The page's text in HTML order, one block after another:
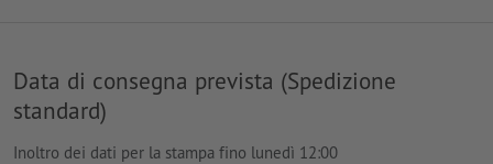
Data di consegna prevista (Spedizione
standard)
Inoltro dei dati per la stampa fino lunedì 12:00